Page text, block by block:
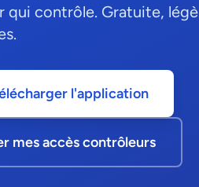
qui contrôle. Gratuite,
l'application
mes accès contrôleurs